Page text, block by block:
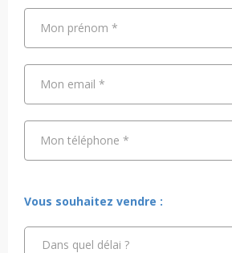
Mon prénom *
Mon email *
Mon téléphone *
Vous souhaitez vendre :
Dans quel délai ?